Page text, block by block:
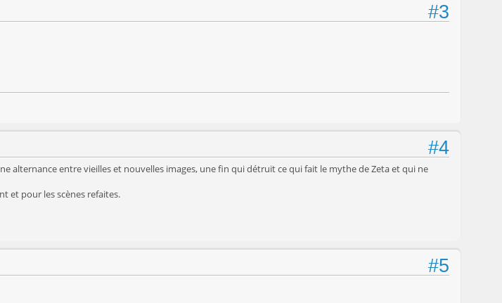
#3
#4
alternance entre vieilles et nouvelles images, une fin qui détruit ce qui fait le mythe de Zeta et qui ne
et pour les scènes refaites.
#5